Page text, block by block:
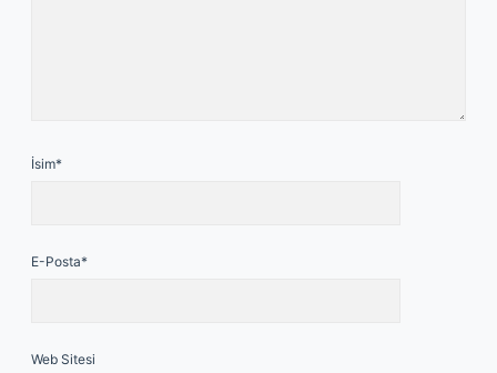
İsim*
E-Posta*
Web Sitesi